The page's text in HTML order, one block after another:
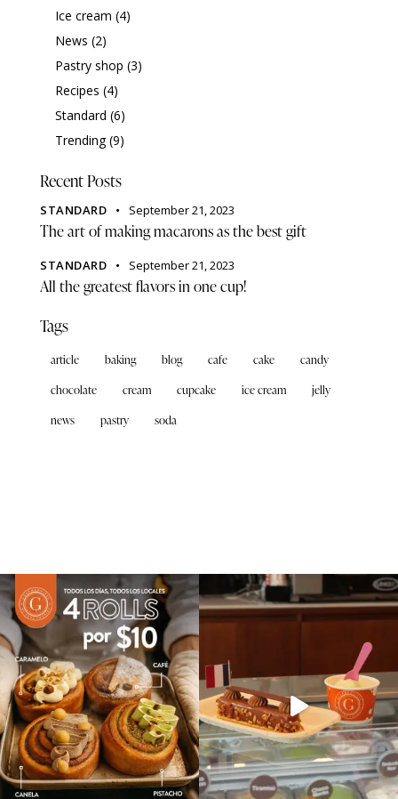
Ice cream (4)
News (2)
Pastry shop (3)
Recipes (4)
Standard (6)
Trending(9)
Recent Posts
STANDARD September 21, 2023
The art of making macarons as the best gift
STANDARD September 21, 2023
All the greatest flavors in one cup!
Tags
article baking blog cafe cake
candy
chocolate
cream cupcake ice cream
jelly
news
pastry soda